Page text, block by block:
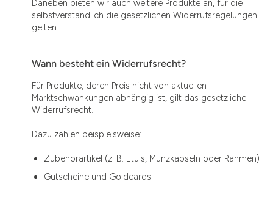
Daneben bieten wir auch weitere Produkte an, für die
selbstverständlich die gesetzlichen Widerrufsregelungen
gelten.
Wann besteht ein Widerrufsrecht?
Für Produkte, deren Preis nicht von aktuellen
Marktschwankungen abhängig ist, gilt das gesetzliche
Widerrufsrecht.
Dazu zählen beispielsweise:
Zubehörartikel (z. B. Etuis, Münzkapseln oder Rahmen)
Gutscheine und Goldcards